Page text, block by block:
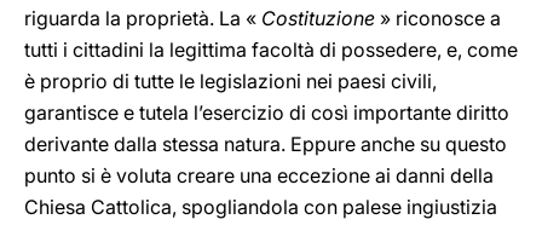
riguarda la proprietà. La « Costituzione » riconosce a
tutti i cittadini la legittima facoltà di possedere, e, come
è proprio di tutte le legislazioni nei paesi civili,
garantisce e tutela l’esercizio di così importante diritto
derivante dalla stessa natura. Eppure anche su questo
punto si è voluta creare una eccezione ai danni della
Chiesa Cattolica, spogliandola con palese ingiustizia